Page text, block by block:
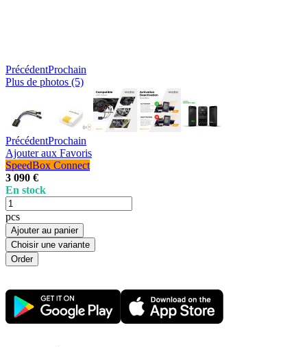
PrécédentProchain
Plus de photos (5)
PrécédentProchain
Ajouter aux Favoris
SpeedBox Connect
3 090 €
En stock
pcs
Ajouter au panier
Choisir une variante